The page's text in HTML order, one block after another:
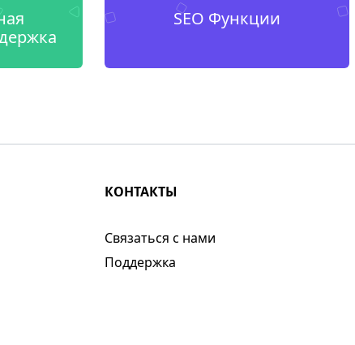
SEO Функции
КОНТАКТЫ
Связаться с нами
Поддержка